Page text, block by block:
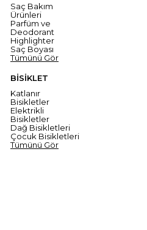
Saç Bakım
Ürünleri
Parfüm ve
Deodorant
Highlighter
Saç Boyası
Tümünü Gör
BİSİKLET
Katlanır
Bisikletler
Elektrikli
Bisikletler
Dağ Bisikletleri
Çocuk Bisikletleri
Tümünü Gör